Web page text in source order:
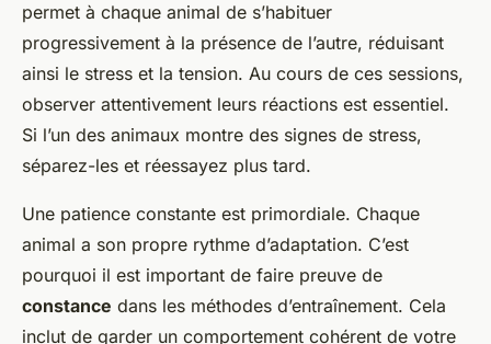
permet à chaque animal de s’habituer
progressivement à la présence de l’autre, réduisant
ainsi le stress et la tension. Au cours de ces sessions,
observer attentivement leurs réactions est essentiel.
Si l’un des animaux montre des signes de stress,
séparez-les et réessayez plus tard.
Une patience constante est primordiale. Chaque
animal a son propre rythme d’adaptation. C’est
pourquoi il est important de faire preuve de
constance dans les méthodes d’entraînement. Cela
inclut de garder un comportement cohérent de votre